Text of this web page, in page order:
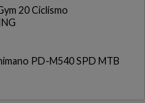
20 Ciclismo
PD-M540 SPD MTB